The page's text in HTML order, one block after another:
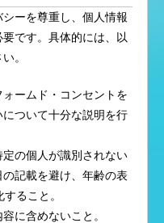
ーを尊重し、個人情報
です。具体的には、以
。
ームド・コンセントを
ついて十分な説明を行
定の個人が識別されない
記載を避け、年齢の表
ること。
に含めないこと。